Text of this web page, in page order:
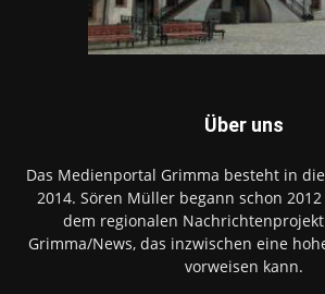
Über uns
Das Medienportal Grimma besteht in
2014. Sören Müller begann schon
dem regionalen
Grimma/News, das inzwischen eine
vorweisen kann.